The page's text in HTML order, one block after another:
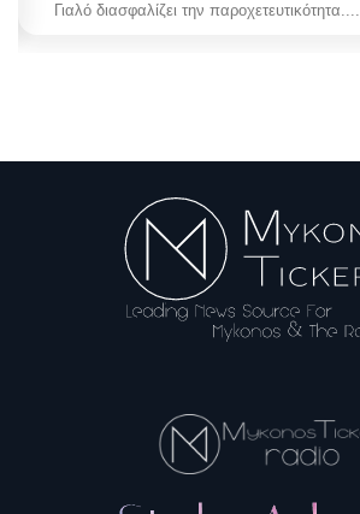
Γιαλό διασφαλίζει την παροχετευτικότητα....